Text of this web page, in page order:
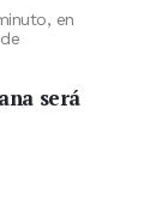
en
será